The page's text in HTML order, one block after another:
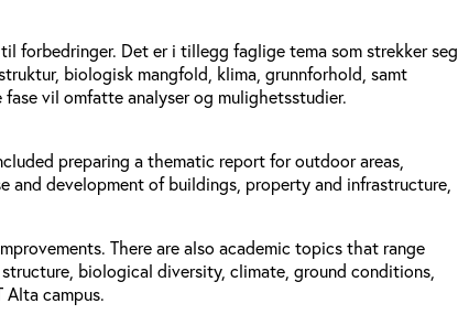
forbedringer. Det er i tillegg faglige tema som strekker seg
biologisk mangfold, klima, grunnforhold, samt
vil omfatte analyser og mulighetsstudier.
preparing a thematic report for outdoor areas,
and development of buildings, property and infrastructure,
There are also academic topics that range
biological diversity, climate, ground conditions,
campus.